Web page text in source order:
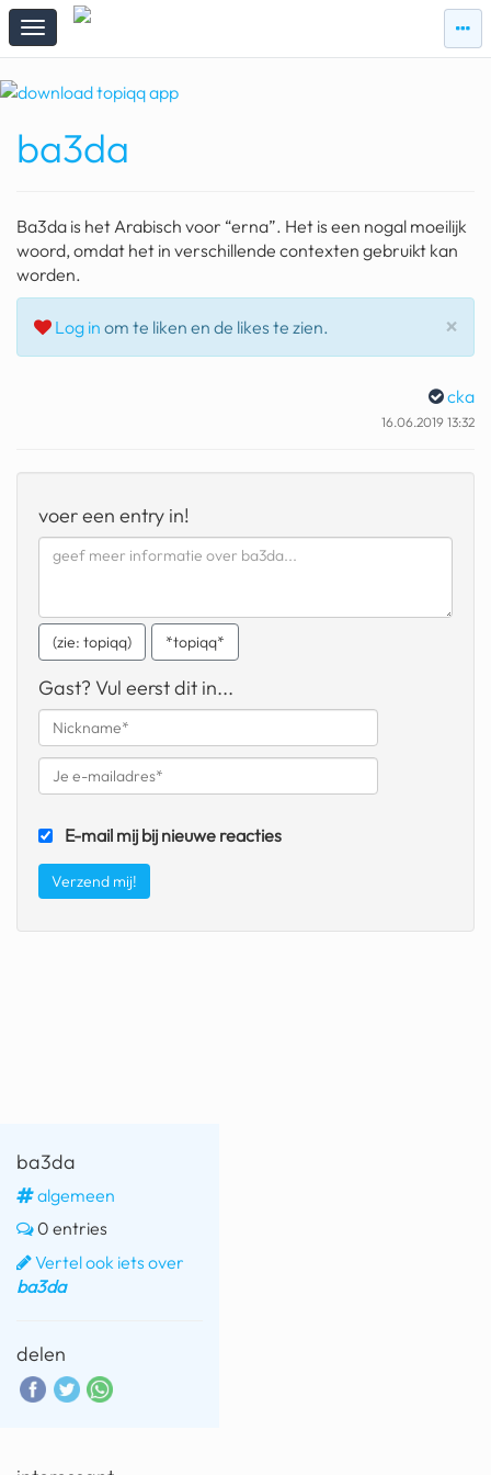
zie
topiqqs
zie
#vandaag
Topiqqs
ark van noach
fomo
groenland
geochelone yniphora
wibra
dubai chocolade
it really whips the llama s
ass
chinese automerken
boring phone
bakelse princess taart
dunkin donuts
ryanair
armand duplantis
duitsland
chevrolet mohawk
ba3da
Ba3da is het Arabisch voor “erna”. Het is een nogal moeilijk
woord, omdat het in verschillende contexten gebruikt kan
worden.
×
Log in om te liken en de likes te zien.
cka
16.06.2019 13:32
voer een entry in!
(zie: topiqq) *topiqq*
Gast? Vul eerst dit in...
E-mail mij bij nieuwe reacties
ba3da
algemeen
0 entries
Vertel ook iets over
ba3da
delen